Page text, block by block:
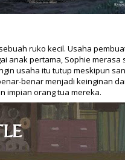
ruko kecil. Usaha
anak pertama, Sophie
usaha itu tutup meskipun
benar menjadi keinginan
impian orang tua mereka.